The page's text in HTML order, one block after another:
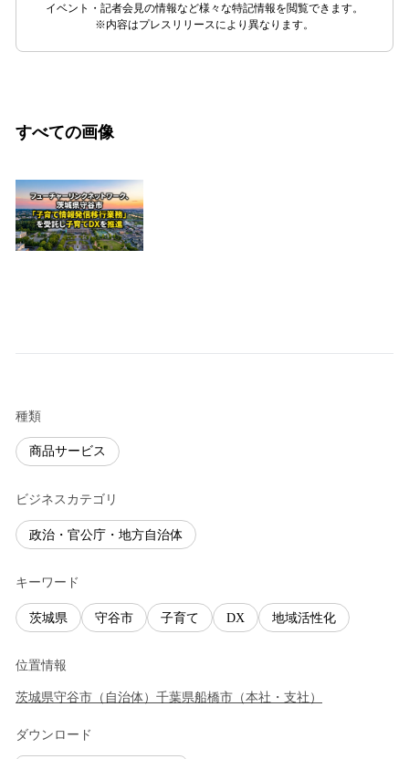
イベント・記者会見の情報など様々な特記情報を閲覧できます。
※内容はプレスリリースにより異なります。
すべての画像
種類
商品サービス
ビジネスカテゴリ
政治・官公庁・地方自治体
キーワード
茨城県 守谷市 子育て DX 地域活性化
位置情報
茨城県守谷市 （ 自治体） 千葉県船橋市 （本社・支社 ）
ダウンロード